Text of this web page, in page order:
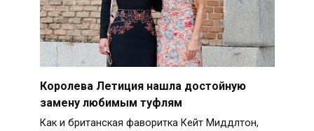
Королева Летиция нашла достойную
замену любимым туфлям
Как и британская фаворитка Кейт Миддлтон,